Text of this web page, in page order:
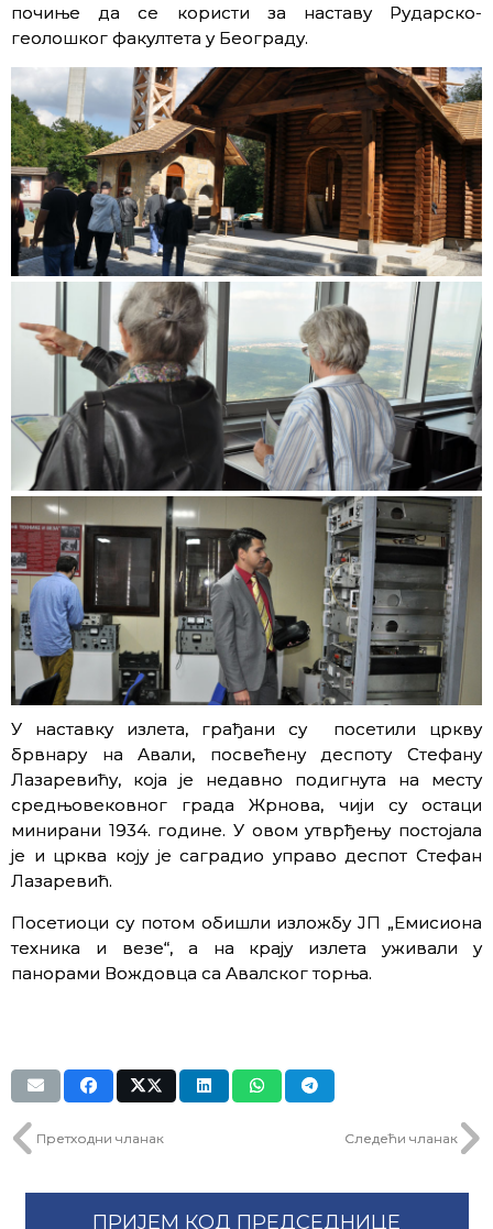
почиње да се користи за наставу Рударско-
геолошког факултета у Београду.
У наставку излета, грађани су посетили цркву
брвнару на Авали, посвећену деспоту Стефану
Лазаревићу, која је недавно подигнута на месту
средњовековног града Жрнова, чији су остаци
минирани 1934. године. У овом утврђењу постојала
је и црква коју је саградио управо деспот Стефан
Лазаревић.
Посетиоци су потом обишли изложбу ЈП „Емисиона
техника и везе“, а на крају излета уживали у
панорами Вождовца са Авалског торња.
Претходни чланак Следећи чланак
ПРИЈЕМ КОД ПРЕДСЕДНИЦЕ